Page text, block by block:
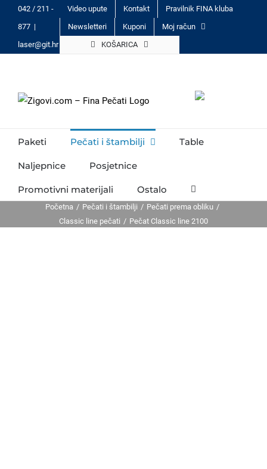
content
042 / 211 -
877 |
laser@git.hr
Video upute Kontakt
Pravilnik FINA kluba
Newsletteri
Kuponi
Moj račun
KOŠARICA
Paketi Pečati i štambilji Table
Naljepnice Posjetnice
Promotivni materijali Ostalo
Početna Pečati i štambilji
Pečati prema obliku
Classic line pečati
Pečat Classic line 2100